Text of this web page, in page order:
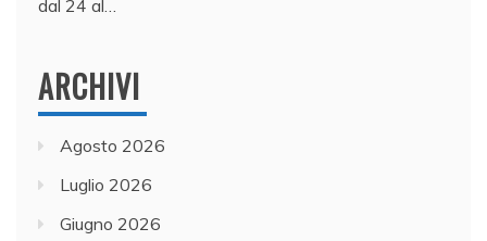
dal 24 al…
ARCHIVI
Agosto 2026
Luglio 2026
Giugno 2026